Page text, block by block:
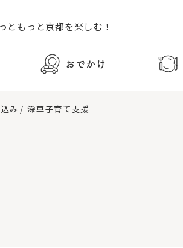
ともっと京都を楽しむ！
おでかけ
み 深草子育て支援